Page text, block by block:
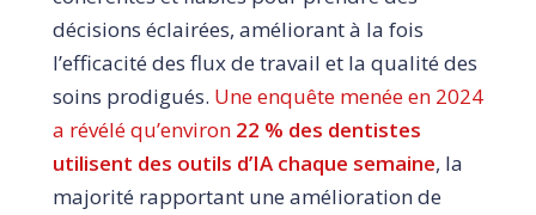
décisions éclairées, améliorant à la fois
l’efficacité des flux de travail et la qualité des
soins prodigués. Une enquête menée en 2024
a révélé qu’environ 22 % des dentistes
utilisent des outils d’IA chaque semaine, la
majorité rapportant une amélioration de